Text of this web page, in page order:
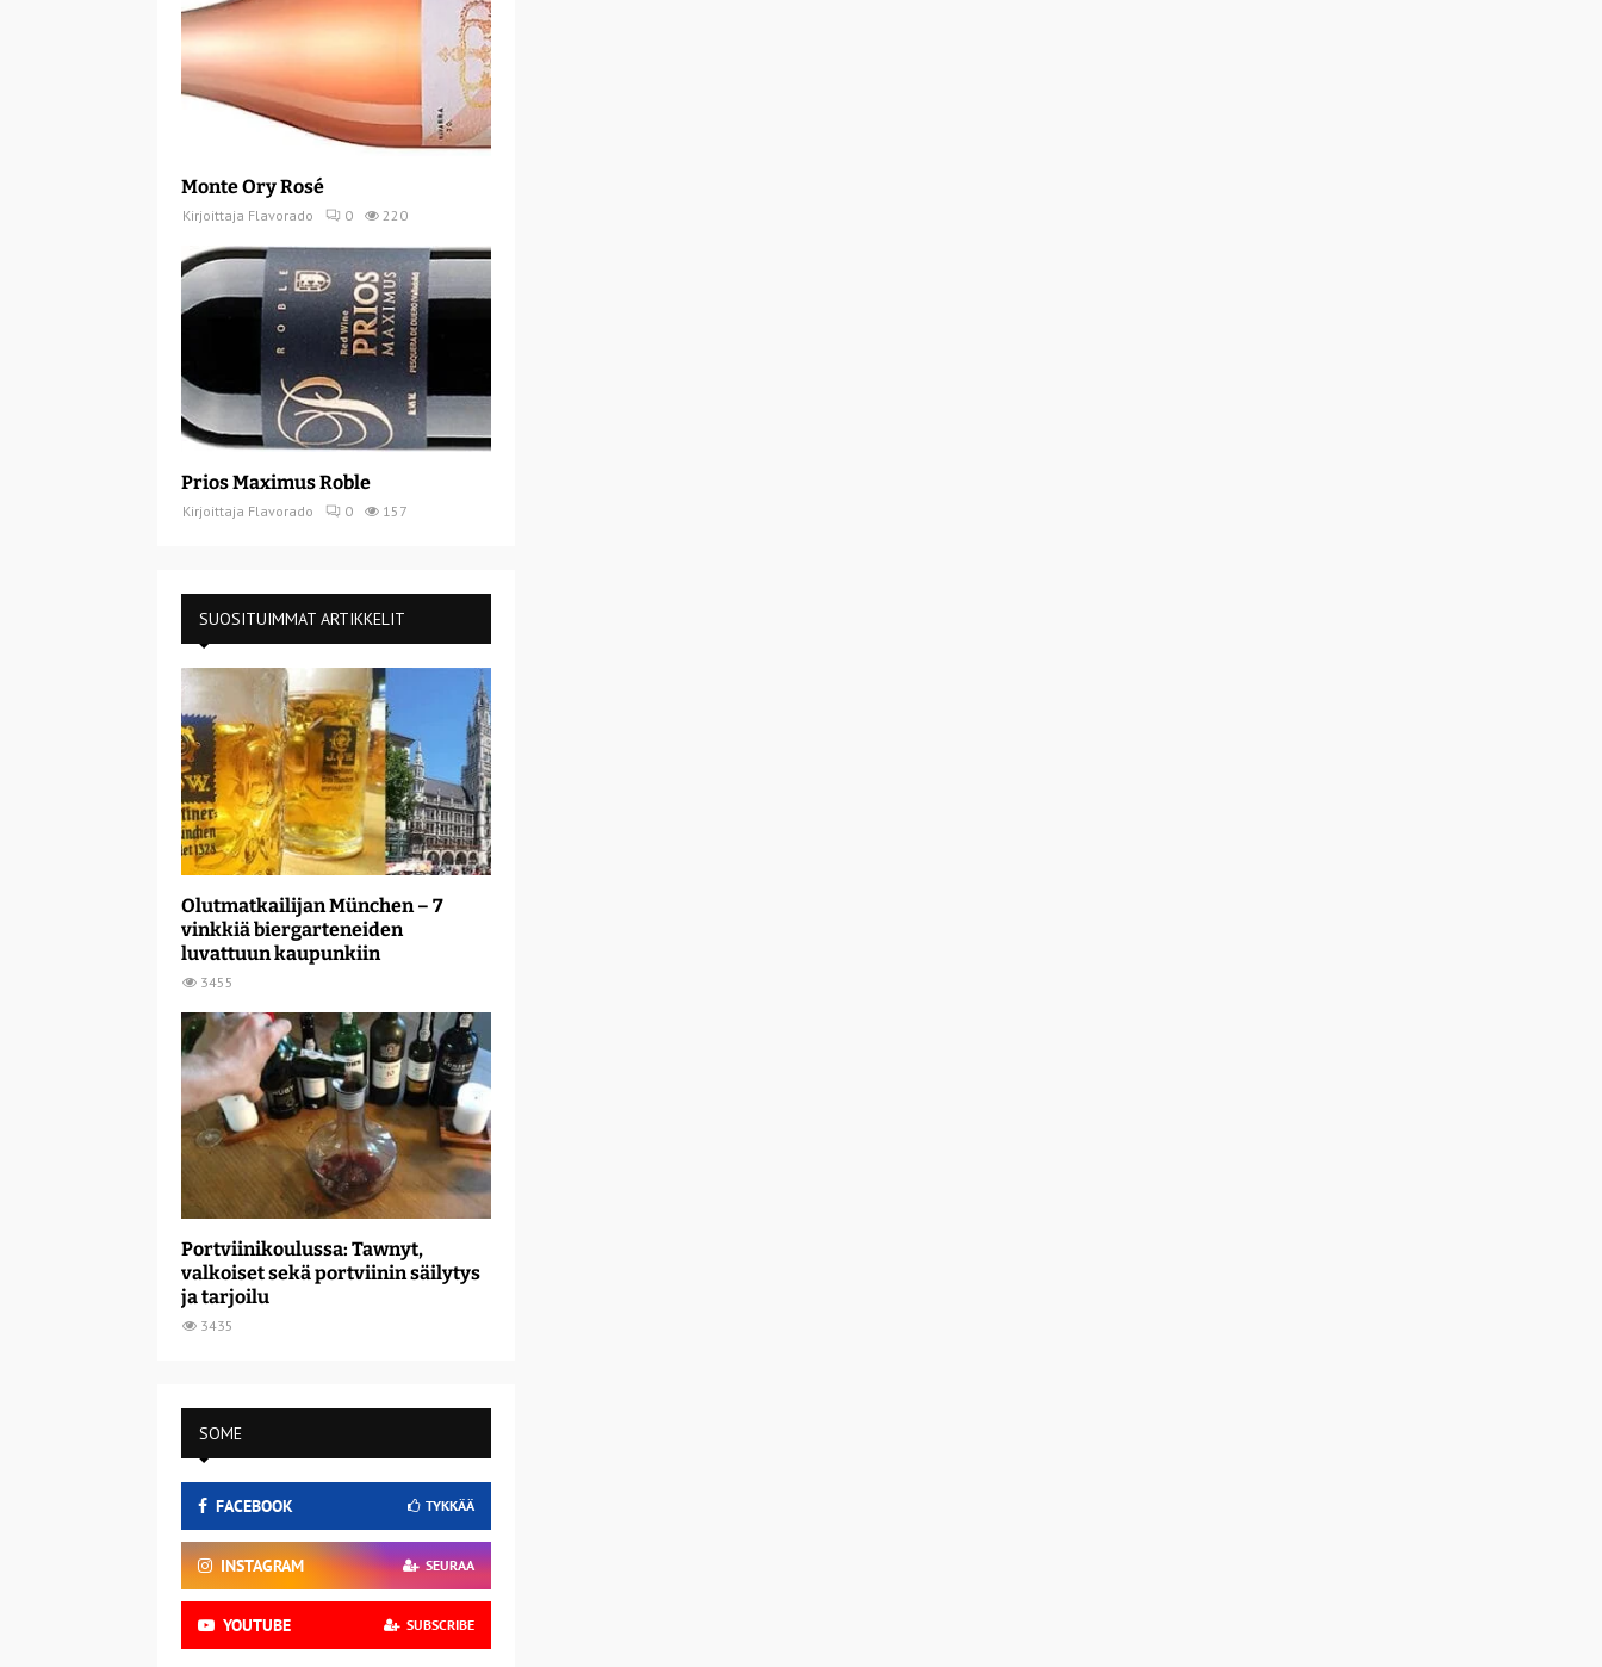
Monte Ory Rosé
Kirjoittaja Flavorado 0 220
Prios Maximus Roble
Kirjoittaja Flavorado 0 157
SUOSITUIMMAT ARTIKKELIT
Olutmatkailijan München – 7
vinkkiä biergarteneiden
luvattuun kaupunkiin
3455
Portviinikoulussa: Tawnyt,
valkoiset sekä portviinin säilytys
ja tarjoilu
3435
SOME
FACEBOOK TYKKÄÄ
INSTAGRAM SEURAA
YOUTUBE SUBSCRIBE